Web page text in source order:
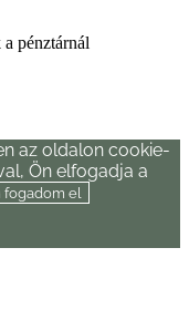
pénztárnál
az oldalon cookie-
Ön elfogadja a
fogadom el